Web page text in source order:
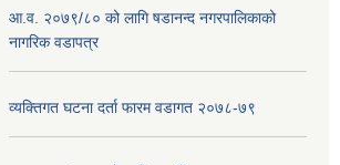
आ.व. २०७९/८० को लागि षडानन्द नगरपालिकाको
नागरिक वडापत्र
व्यक्तिगत घटना दर्ता फारम वडागत २०७८-७९